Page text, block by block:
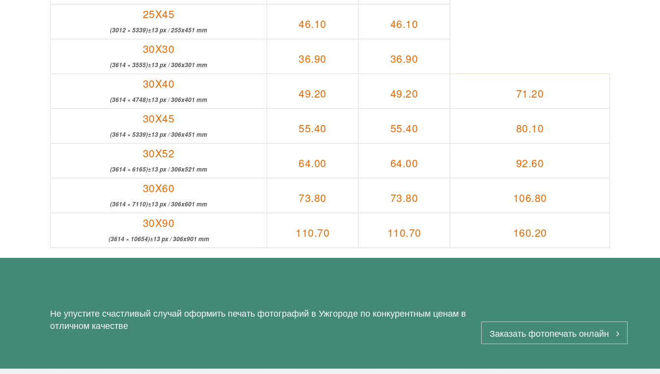
25X45
(3012 × 5339)±13 px / 255x451 mm 46.10
46.10
30X30
(3614 × 3555)±13 px / 306x301 mm 36.90
36.90
30X40
(3614 × 4748)±13 px / 306x401 mm 49.20 49.20
71.20
30X45
(3614 × 5339)±13 px / 306x451 mm 55.40 55.40
80.10
30X52
(3614 × 6165)±13 px / 306x521 mm 64.00 64.00
92.60
30X60
(3614 × 7110)±13 px / 306x601 mm 73.80 73.80
106.80
30X90
(3614 × 10654)±13 px / 306x901 mm 110.70 110.70 160.20
Не упустите счастливый случай оформить печать фотографий в Ужгороде по конкурентным ценам в
отличном качестве
Заказать фотопечать онлайн